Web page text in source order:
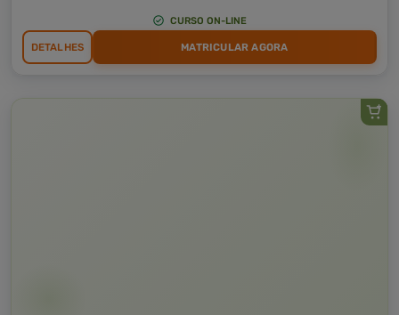
CURSO ON-LINE
DETALHES MATRICULAR AGORA